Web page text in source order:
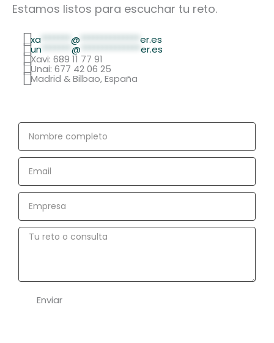
Estamos listos para escuchar tu reto.
xa @ er.es
un ******* @ ************** er.es
Xavi: 689 11 77 91
Unai: 677 42 06 25
Madrid & Bilbao, España
Nombre
completo
Email
Empresa
Tu
Enviar